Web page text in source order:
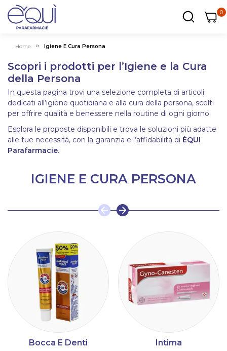
00
Home Igiene E Cura Persona
Scopri i prodotti per l’Igiene e la Cura
della Persona
In questa pagina trovi una selezione completa di articoli
dedicati all’igiene quotidiana e alla cura della persona, scelti
per offrire qualità e benessere nella routine di ogni giorno.
Esplora le proposte disponibili e trova le soluzioni più adatte
alle tue necessità, con la garanzia e l’affidabilità di ÈQUI
Parafarmacie.
IGIENE E CURA PERSONA
Bocca E Denti Intima